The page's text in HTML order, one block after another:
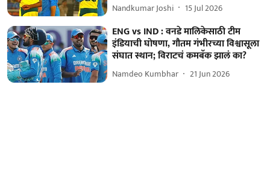
Nandkumar Joshi 15 Jul 2026
ENG vs IND : वनडे मालिकेसाठी टीम
इंडियाची घोषणा, गौतम गंभीरच्या विश्वासूला
संघात स्थान; विराटचं कमबॅक झालं का?
Namdeo Kumbhar 21 Jun 2026